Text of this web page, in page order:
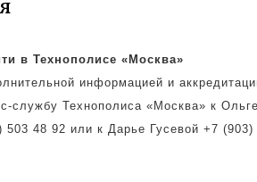
в Технополисе «Москва»
информацией и
службу Технополиса «Москва» к
503 48 92 или к Дарье Гусевой +7 (903)